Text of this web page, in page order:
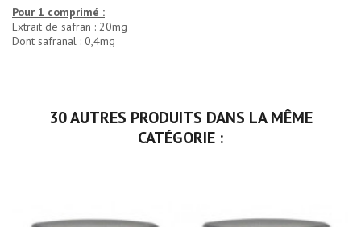
Pour 1 comprimé :
Extrait de safran : 20mg
Dont safranal : 0,4mg
30 AUTRES PRODUITS DANS LA MÊME
CATÉGORIE :